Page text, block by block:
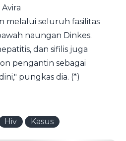
melalui seluruh fasilitas
naungan Dinkes.
dan sifilis juga
pengantin sebagai
pungkas dia. (*)
Hiv Kasus